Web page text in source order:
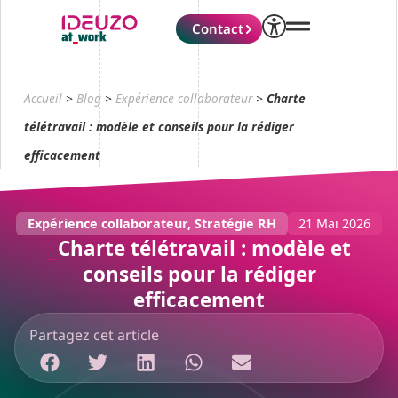
Contact
Accueil > Blog > Expérience collaborateur>Charte
télétravail : modèle et conseils pour la rédiger
efficacement
Expérience collaborateur, Stratégie RH 21 Mai 2026
Charte télétravail : modèle et
conseils pour la rédiger
efficacement
Partagez cet article